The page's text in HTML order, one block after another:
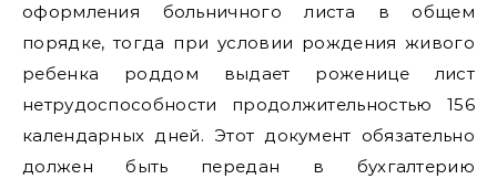
оформления больничного листа в общем
порядке, тогда при условии рождения живого
ребенка роддом выдает роженице лист
нетрудоспособности продолжительностью 156
календарных дней. Этот документ обязательно
должен быть передан в бухгалтерию